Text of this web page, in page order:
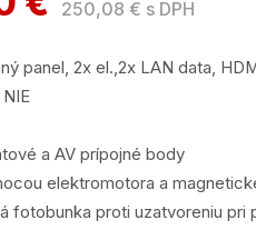
250,08 € s DPH
panel, 2x el.,2x LAN data,
a AV prípojné body
elektromotora a
fotobunka proti uzatvoreniu pri